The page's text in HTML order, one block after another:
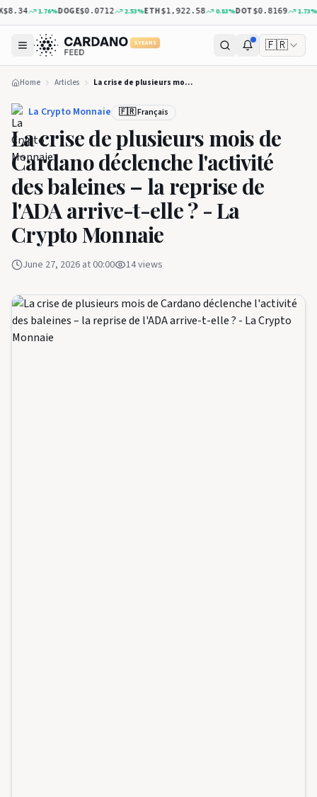
1.76%DOGE$0.0712 2.53%ETH$1,922.58 0.83%DOT$0.8169 1.73%
5 YEARS 🇫🇷
Home Articles La crise de plusieurs mois de Cardano déclenche l'activité des baleines – la reprise de l'ADA arrive-t-elle ? - La Crypto Monnaie
La Crypto Monnaie 🇫🇷 Français
La crise de plusieurs mois de
Cardano déclenche l'activité
des baleines – la reprise de
l'ADA arrive-t-elle ? - La
Crypto Monnaie
June 27, 2026 at 00:00 14views